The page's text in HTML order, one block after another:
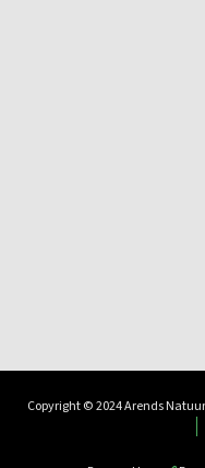
Copyright © 2024 Arends